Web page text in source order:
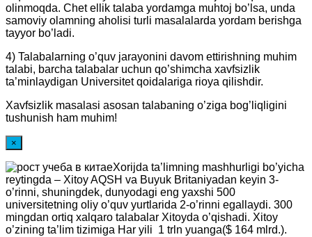
olinmoqda. Chet ellik talaba yordamga muhtoj bo’lsa, unda
samoviy olamning aholisi turli masalalarda yordam berishga
tayyor bo’ladi.
4) Talabalarning o’quv jarayonini davom ettirishning muhim
talabi, barcha talabalar uchun qo’shimcha xavfsizlik
ta’minlaydigan Universitet qoidalariga rioya qilishdir.
Xavfsizlik masalasi asosan talabaning o’ziga bog’liqligini
tushunish ham muhim!
×
Xorijda ta’limning mashhurligi bo’yicha
reytingda – Xitoy AQSH va Buyuk Britaniyadan keyin 3-
o’rinni, shuningdek, dunyodagi eng yaxshi 500
universitetning oliy o’quv yurtlarida 2-o’rinni egallaydi. 300
mingdan ortiq xalqaro talabalar Xitoyda o’qishadi. Xitoy
o’zining ta’lim tizimiga Har yili 1 trln yuanga($ 164 mlrd.).